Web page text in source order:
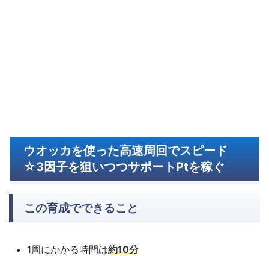
ウオッカを使った高速周回でスピード
☆3因子を狙いつつサポートPtを稼ぐ
この育成でできること
1周にかかる時間は約10分